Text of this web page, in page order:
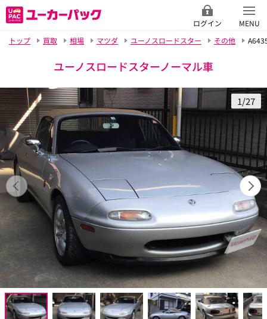
ログイン
MENU
トップ
買取 相場 マツダ ユーノスロードスター その他
ユーノスロードスターノーマル車
1/27